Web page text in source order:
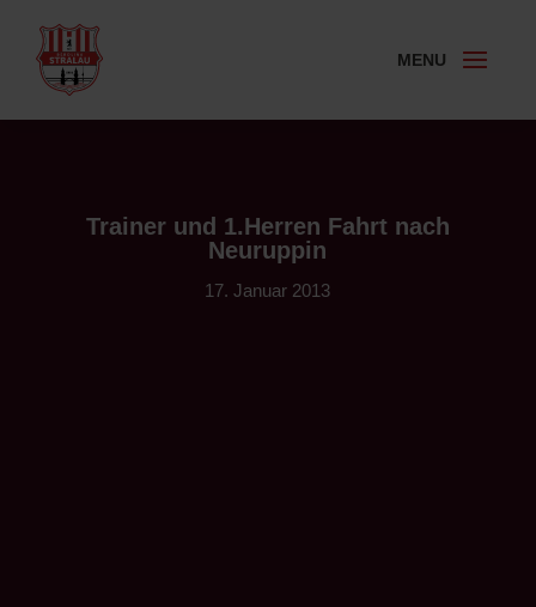
Trainer und 1.Herren Fahrt nach
Neuruppin
17. Januar 2013